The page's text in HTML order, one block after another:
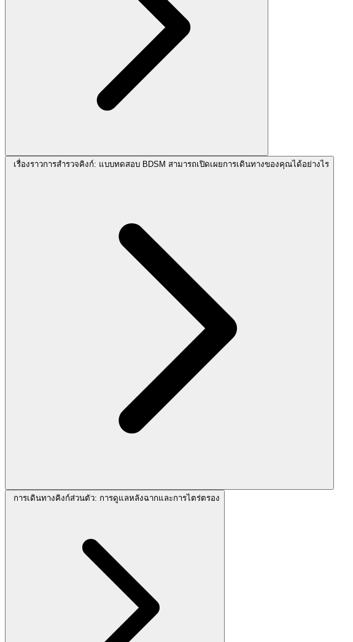
เรื่องราวการสำรวจคิงก์: แบบทดสอบ BDSM สามารถเปิดเผยการเดินทางของคุณได้อย่างไร
การเดินทางคิงก์ส่วนตัว: การดูแลหลังฉากและการไตร่ตรอง